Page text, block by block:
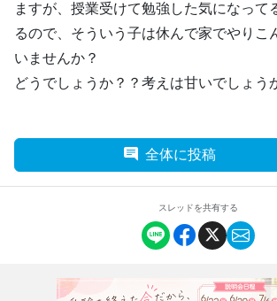
ますが、授業受けて勉強した気になって
るので、そういう子は休んで家でやりこ
いませんか？
どうでしょうか？？考えは甘いでしょう
全体に投稿
スレッドを共有する